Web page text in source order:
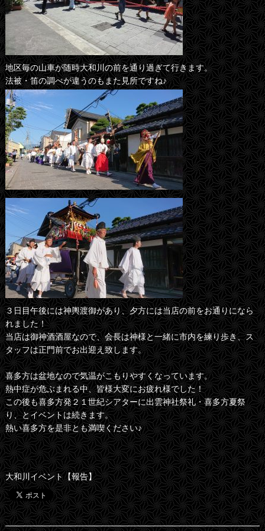
地区毎の山車が随時大和川の前を通り過ぎて行きます。
法被・笛の調べが違うのもまた見所ですね♪
３日目午後には神輿渡御があり、夕方には当店の前をお通りになら
れました！
当店は御神酒酒屋なので、会長は神様と一緒に市内を練り歩き、ス
タッフは正門前でお出迎え致します。
喜多方は盆地なので気温がこもりやすくなっています。
熱中症が危ぶまれる中、皆様大変にお疲れ様でした！
この後も喜多方発２１世紀シアターに出雲神社祭礼・喜多方夏祭
り、とイベントは続きます。
熱い喜多方を是非とも満喫ください♪
大和川イベント【報告】